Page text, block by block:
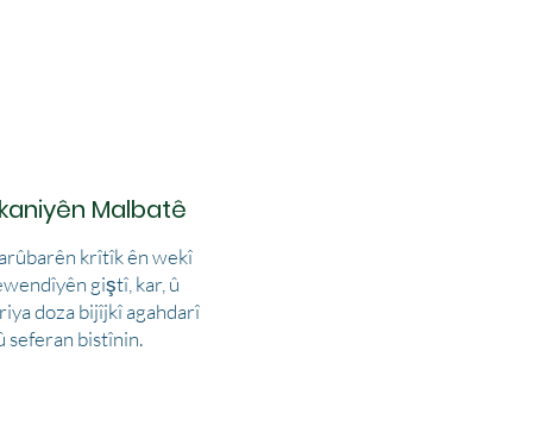
Malbatê
krîtîk ên wekî
giştî, kar, û
doza bijîjkî agahdarî
seferan bistînin.